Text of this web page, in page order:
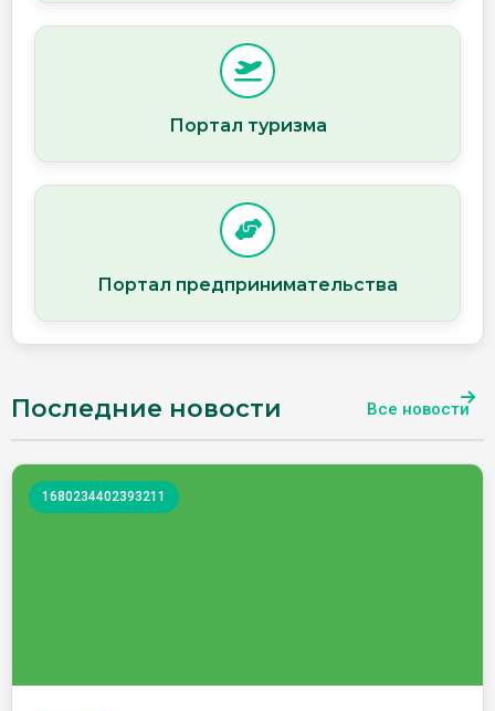
Портал туризма
Портал предпринимательства
Последние новости Все новости
1680234402393211